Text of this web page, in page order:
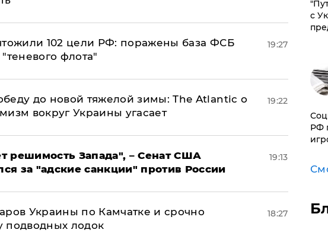
102 цели РФ: поражены база ФСБ
флота"
19:27
до новой тяжелой зимы: The Atlantic о
вокруг Украины угасает
19:22
решимость Запада", – Сенат США
за "адские санкции" против России
19:13
Украины по Камчатке и срочно
подводных лодок
18:27
с
РФ